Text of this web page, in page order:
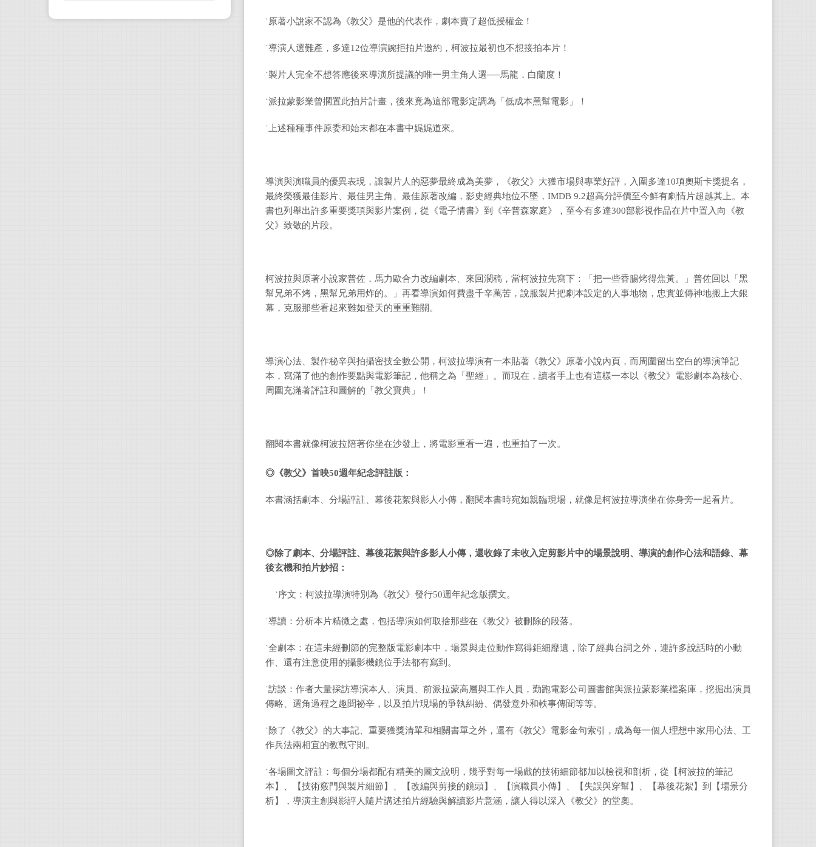
˙原著小說家不認為《教父》是他的代表作，劇本賣了超低授權金！
˙導演人選難產，多達12位導演婉拒拍片邀約，柯波拉最初也不想接拍本片！
˙製片人完全不想答應後來導演所提議的唯一男主角人選──馬龍 ． 白蘭度！
˙派拉蒙影業曾擱置此拍片計畫，後來竟為這部電影定調為「低成本黑幫電影」！
˙ 上述種種事件原委和始末都在本書中娓娓道來。
導演與演職員的優異表現，讓製片人的惡夢最終成為美夢，《教父》大獲市場與專業好評，入圍多達10項奧斯卡獎提名，
最終榮獲最佳影片、最佳男主角、最佳原著改編，影史經典地位不墜，IMDB 9.2超高分評價至今鮮有劇情片超越其上。本
書也列舉出許多重要獎項與影片案例，從《電子情書》到《辛普森家庭》，至今有多達300部影視作品在片中置入向《教
父》致敬的片段。
柯波拉與原著小說家普佐 ． 馬力歐合力改編劇本、來回潤稿，當柯波拉先寫下：「把一些香腸烤得焦黃。」普佐回以「黑
幫兄弟不烤，黑幫兄弟用炸的。」 再看導演如何費盡千辛萬苦，說服製片把劇本設定的人事地物，忠實並傳神地搬上大銀
幕，克服那些看起來難如登天的重重難關。
導演心法、製作秘辛與拍攝密技全數公開，柯波拉導演有一本貼著《教父》原著小說內頁，而周圍留出空白的導演筆記
本，寫滿了他的創作要點與電影筆記，他稱之為「聖經」。而現在，讀者手上也有這樣一本以《教父》電影劇本為核心、
周圍充滿著評註和圖解的「教父寶典」！
翻閱本書就像柯波拉陪著你坐在沙發上，將電影重看一遍，也重拍了一次。
◎《教父》首映50週年紀念評註版：
本書涵括劇本、分場評註、幕後花絮與影人小傳，翻閱本書時宛如親臨現場，就像是柯波拉導演坐在你身旁一起看片。
◎除了劇本、分場評註、幕後花絮與許多影人小傳，還收錄了未收入定剪影片中的場景說明、導演的創作心法和語錄、幕
後玄機和拍片妙招：
˙序文：柯波拉導演特別為《教父》發行50週年紀念版撰文。
˙導讀：分析本片精微之處，包括導演如何取捨那些在《教父》被刪除的段落。
˙全劇本：在這未經刪節的完整版電影劇本中，場景與走位動作寫得鉅細靡遺，除了經典台詞之外，連許多說話時的小動
作、還有注意使用的攝影機鏡位手法都有寫到。
˙訪談：作者大量採訪導演本人、演員、前派拉蒙高層與工作人員，勤跑電影公司圖書館與派拉蒙影業檔案庫，挖掘出演員
傳略、選角過程之趣聞祕辛，以及拍片現場的爭執糾紛、偶發意外和軼事傳聞等等。
˙除了《教父》的大事記、重要獲獎清單和相關書單之外，還有《教父》電影金句索引，成為每一個人理想中家用心法、工
作兵法兩相宜的教戰守則。
˙各場圖文評註：每個分場都配有精美的圖文說明，幾乎對每一場戲的技術細節都加以檢視和剖析，從【柯波拉的筆記
本】、【技術竅門與製片細節】、【改編與剪接的鏡頭】、【演職員小傳】、【失誤與穿幫】、【幕後花絮】到【場景分
析】，導演主創與影評人隨片講述拍片經驗與解讀影片意涵，讓人得以深入《教父》的堂奧。